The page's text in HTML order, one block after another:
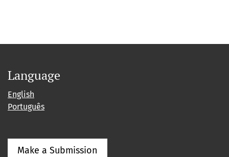
Language
English
Português
Make a Submission